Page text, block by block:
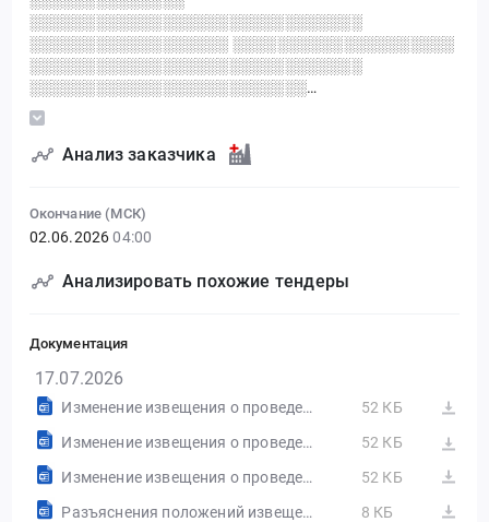
░░░░░░░░░░░░░░░░░░░░░░░░░░░░░░
░░░░░░░░░░░░░░░░░░ ░░░░░░░░░░░░░░░░░░░░
░░░░░░░░░░░░░░░░░░░░░░░░░░░░░░
░░░░░░░░░░░░░░░░░░░░░░░░░
░░░░░░░░░░░░░░░░░░░░░░
░░░░░░░░░░░░░░░░░░░░░░ ░░░░░░░░░░░░░░░░
░░░ ░░Анализ заказчика
Окончание (МСК)
02.06.2026 04:00
Анализировать похожие тендеры
Документация
17.07.2026
Изменение извещения о проведении электронного аукциона от 19.05.2026 №ИИ1 в ред. 2
52 КБ
Изменение извещения о проведении электронного аукциона от 20.05.2026 №ИИ2 в ред. 3
52 КБ
Изменение извещения о проведении электронного аукциона от 25.05.2026 №ИИ3 в ред. 4
52 КБ
Разъяснения положений извещения об осуществлении закупки от 25.05.2026 №РИ2 Основание: Запрос на разъяснение положений конкурсной документации
8 КБ